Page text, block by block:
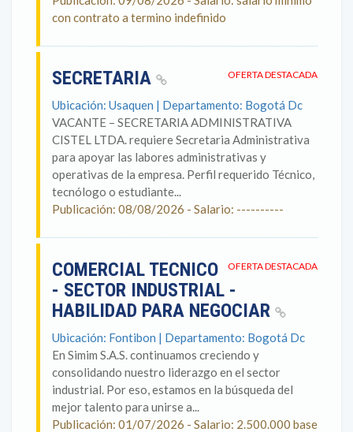
con contrato a termino indefinido
OFERTA DESTACADA
SECRETARIA
Ubicación: Usaquen | Departamento: Bogotá Dc
VACANTE – SECRETARIA ADMINISTRATIVA
CISTEL LTDA. requiere Secretaria Administrativa
para apoyar las labores administrativas y
operativas de la empresa. Perfil requerido Técnico,
tecnólogo o estudiante...
Publicación: 08/08/2026 - Salario: ----------
OFERTA DESTACADA
COMERCIAL TECNICO
- SECTOR INDUSTRIAL -
HABILIDAD PARA NEGOCIAR
Ubicación: Fontibon | Departamento: Bogotá Dc
En Simim S.A.S. continuamos creciendo y
consolidando nuestro liderazgo en el sector
industrial. Por eso, estamos en la búsqueda del
mejor talento para unirse a...
Publicación: 01/07/2026 - Salario: 2.500.000 base